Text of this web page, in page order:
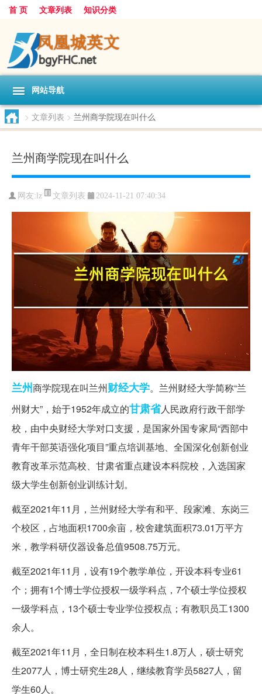
首 页 文章列表 知识分类
网站导航
> 文章列表 > 兰州商学院现在叫什么
兰州商学院现在叫什么
网友: lz 文章列表 2024-11-21 07:40:34
兰州商学院现在叫兰州财经大学。兰州财经大学简称“兰
州财大”，始于1952年成立的甘肃省人民政府行政干部学
校，由中央财经大学对口支援，是国家外国专家局“西部中
青年干部英语强化项目”重点培训基地、全国深化创新创业
教育改革示范高校、甘肃省重点建设本科院校，入选国家
级大学生创新创业训练计划。
截至2021年11月，兰州财经大学有和平、段家滩、东岗三
个校区，占地面积1700余亩，校舍建筑面积73.01万平方
米，教学科研仪器设备总值9508.75万元。
截至2021年11月，设有19个教学单位，开设本科专业61
个；拥有1个博士学位授权一级学科点，7个硕士学位授权
一级学科点，13个硕士专业学位授权点；有教职员工1300
余人。
截至2021年11月，全日制在校本科生1.8万人，硕士研究
生2077人，博士研究生28人，继续教育学员5827人，留
学生60人。